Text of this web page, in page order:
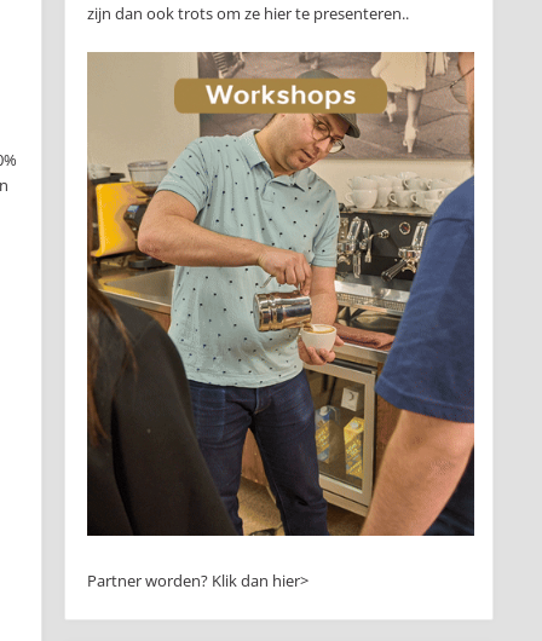
zijn dan ook trots om ze hier te presenteren..
Partner worden? Klik dan hier>